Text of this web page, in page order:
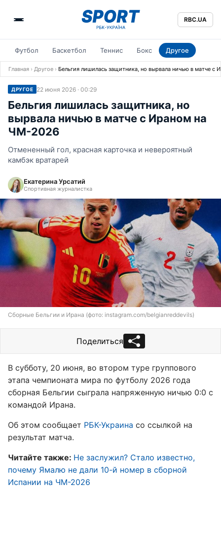
RBC.UA
Футбол Баскетбол Теннис Бокс Другое
Главная › Другое › Бельгия лишилась защитника, но вырвала ничью в матче
ДРУГОЕ 22 июня 2026 · 00:29
Бельгия лишилась защитника, но
вырвала ничью в матче с Ираном на
ЧМ-2026
Отмененный гол, красная карточка и невероятный
камбэк вратарей
Екатерина Урсатий
Спортивная журналистка
Сборные Бельгии и Ирана (фото: instagram.com/belgianreddevils)
Поделиться
В субботу, 20 июня, во втором туре группового
этапа чемпионата мира по футболу 2026 года
сборная Бельгии сыграла напряженную ничью 0:0 с
командой Ирана.
Об этом сообщает РБК-Украина со ссылкой на
результат матча.
Читайте также: Не заслужил? Стало известно,
почему Ямалю не дали 10-й номер в сборной
Испании на ЧМ-2026